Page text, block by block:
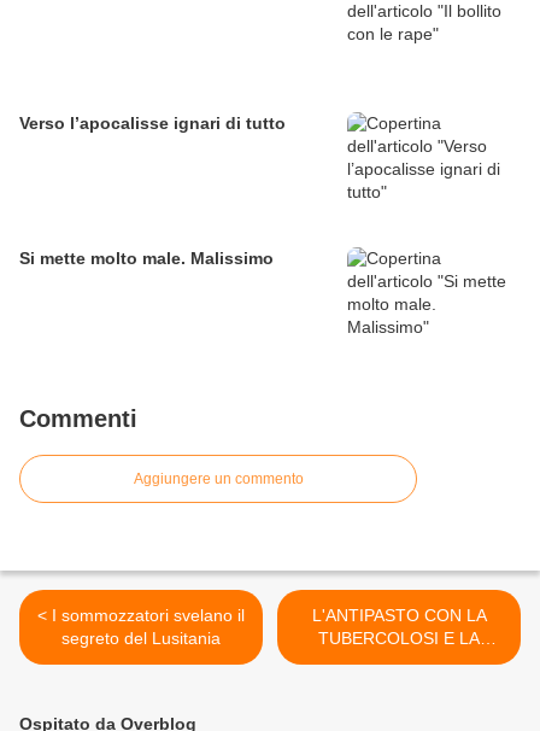
Verso l’apocalisse ignari di tutto
Si mette molto male. Malissimo
Commenti
Aggiungere un commento
< I sommozzatori svelano il
segreto del Lusitania
L'ANTIPASTO CON LA
TUBERCOLOSI E LA
PRIMA PIETANZA CON LA
Ospitato da Overblog